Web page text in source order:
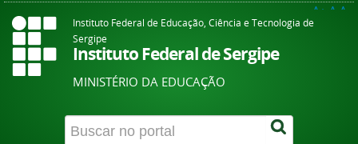
A+ A A-
Instituto Federal de Educação, Ciência e Tecnologia de
Sergipe
Instituto Federal de Sergipe
MINISTÉRIO DA EDUCAÇÃO